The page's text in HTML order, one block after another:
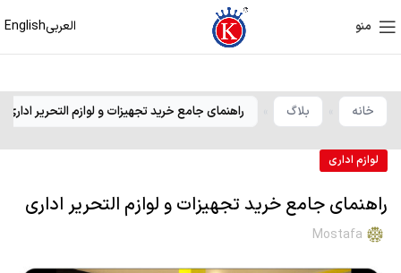
منو العربیEnglish
خانه بلاگ راهنمای جامع خرید تجهیزات و لوازم التحریر اداری
لوازم اداری
راهنمای جامع خرید تجهیزات و لوازم التحریر اداری
Mostafa